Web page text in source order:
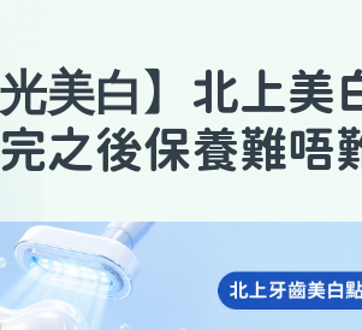
美白 】北上美
之後保養難唔